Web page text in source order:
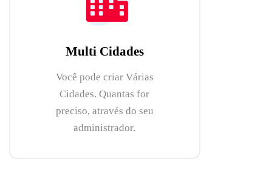
Multi Cidades
Você pode criar Várias
Cidades. Quantas for
preciso, através do seu
administrador.